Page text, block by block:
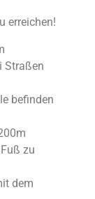
erreichen!
Straßen
befinden
zu
dem